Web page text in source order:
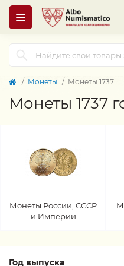
Монеты Монеты 1737
Монеты 1737
Монеты России, СССР
и Империи
Год выпуска